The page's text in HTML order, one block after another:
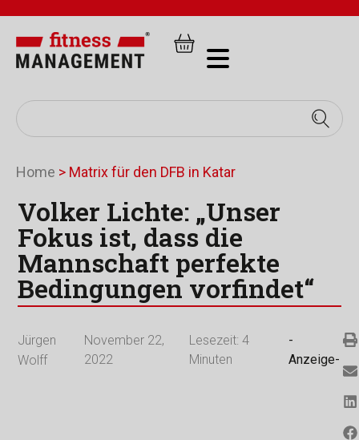
Home > Matrix für den DFB in Katar
Volker Lichte: „Unser
Fokus ist, dass die
Mannschaft perfekte
Bedingungen vorfindet“
Jürgen
Wolff
November 22,
2022
Lesezeit: 4
Minuten
-
Anzeige-